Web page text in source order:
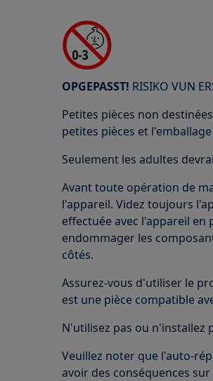
OPGEPASST! RISIKO VUN
Petites pièces non
petites pièces et
Seulement les adultes
Avant toute opération de
l'appareil. Videz toujours
effectuée avec l'appareil
endommager les
côtés.
Assurez-vous d'utiliser le
est une pièce compatible
N'utilisez pas ou n'installez
Veuillez noter que l'auto-
avoir des conséquences